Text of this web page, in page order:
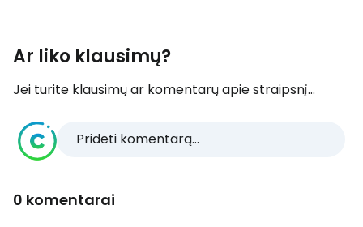
Ar liko klausimų?
Jei turite klausimų ar komentarų apie straipsnį...
Pridėti komentarą...
0 komentarai